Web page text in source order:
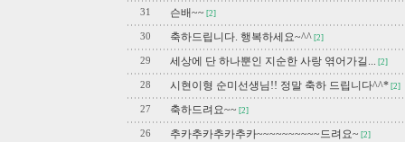
31 슨배~~ [2]
30 축하드립니다. 행복하세요~^^ [2]
29 세상에 단 하나뿐인 지순한 사랑 엮어가길... [2]
28 시현이형 순미선생님!! 정말 축하 드립니다^^* [2]
27 축하드려요~~ [2]
26 추카추카추카추카~~~~~~~~~~드려요~ [2]